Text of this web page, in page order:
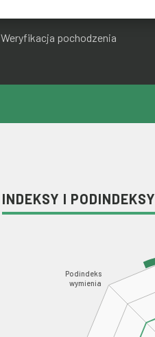
Weryfikacja pochodzenia
INDEKSY I PODINDEKSY
Podindeks
wymienia